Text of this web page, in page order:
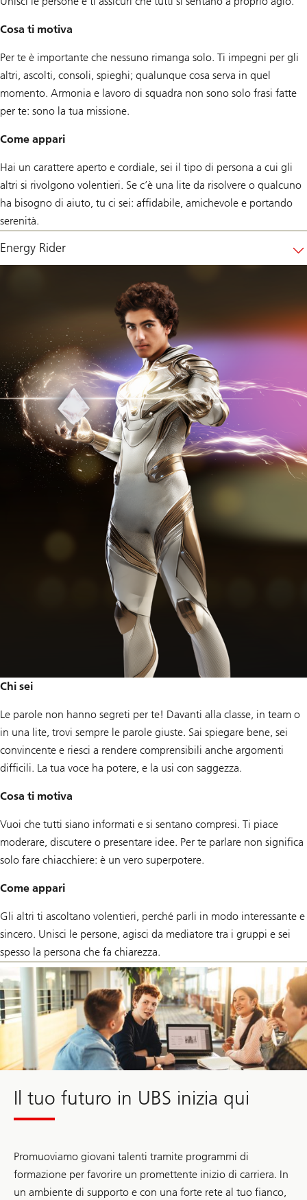
Cosa ti motiva
Per te è importante che nessuno rimanga solo. Ti impegni per gli
altri, ascolti, consoli, spieghi; qualunque cosa serva in quel
momento. Armonia e lavoro di squadra non sono solo frasi fatte
per te: sono la tua missione.
Come appari
Hai un carattere aperto e cordiale, sei il tipo di persona a cui gli
altri si rivolgono volentieri. Se c’è una lite da risolvere o qualcuno
ha bisogno di aiuto, tu ci sei: affidabile, amichevole e portando
serenità.
Energy Rider
Chi sei
Le parole non hanno segreti per te! Davanti alla classe, in team o
in una lite, trovi sempre le parole giuste. Sai spiegare bene, sei
convincente e riesci a rendere comprensibili anche argomenti
difficili. La tua voce ha potere, e la usi con saggezza.
Cosa ti motiva
Vuoi che tutti siano informati e si sentano compresi. Ti piace
moderare, discutere o presentare idee. Per te parlare non significa
solo fare chiacchiere: è un vero superpotere.
Come appari
Gli altri ti ascoltano volentieri, perché parli in modo interessante e
sincero. Unisci le persone, agisci da mediatore tra i gruppi e sei
spesso la persona che fa chiarezza.
Il tuo futuro in UBS inizia qui
Promuoviamo giovani talenti tramite programmi di
formazione per favorire un promettente inizio di carriera. In
un ambiente di supporto e con una forte rete al tuo fianco,